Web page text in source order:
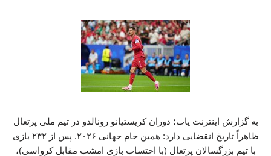
به گزارش اینترنت یاب؛ دوران کریستیانو رونالدو در تیم ملی پرتغال
ظاهراً تاریخ انقضایی دارد: همین جام جهانی ۲۰۲۶. پس از ۲۳۲ بازی
با تیم بزرگسالان پرتغال (با احتساب بازی امشب مقابل کرواسی)،